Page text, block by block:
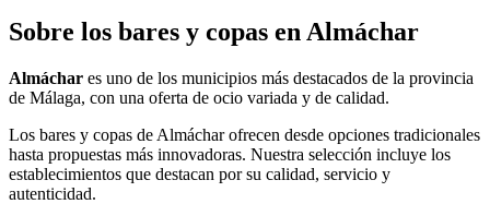
Sobre los bares y copas en Almáchar
Almáchar es uno de los municipios más destacados de la provincia
de Málaga, con una oferta de ocio variada y de calidad.
Los bares y copas de Almácharofrecen desde opciones tradicionales
hasta propuestas más innovadoras. Nuestra selección incluye los
establecimientos que destacan por su calidad, servicio y
autenticidad.